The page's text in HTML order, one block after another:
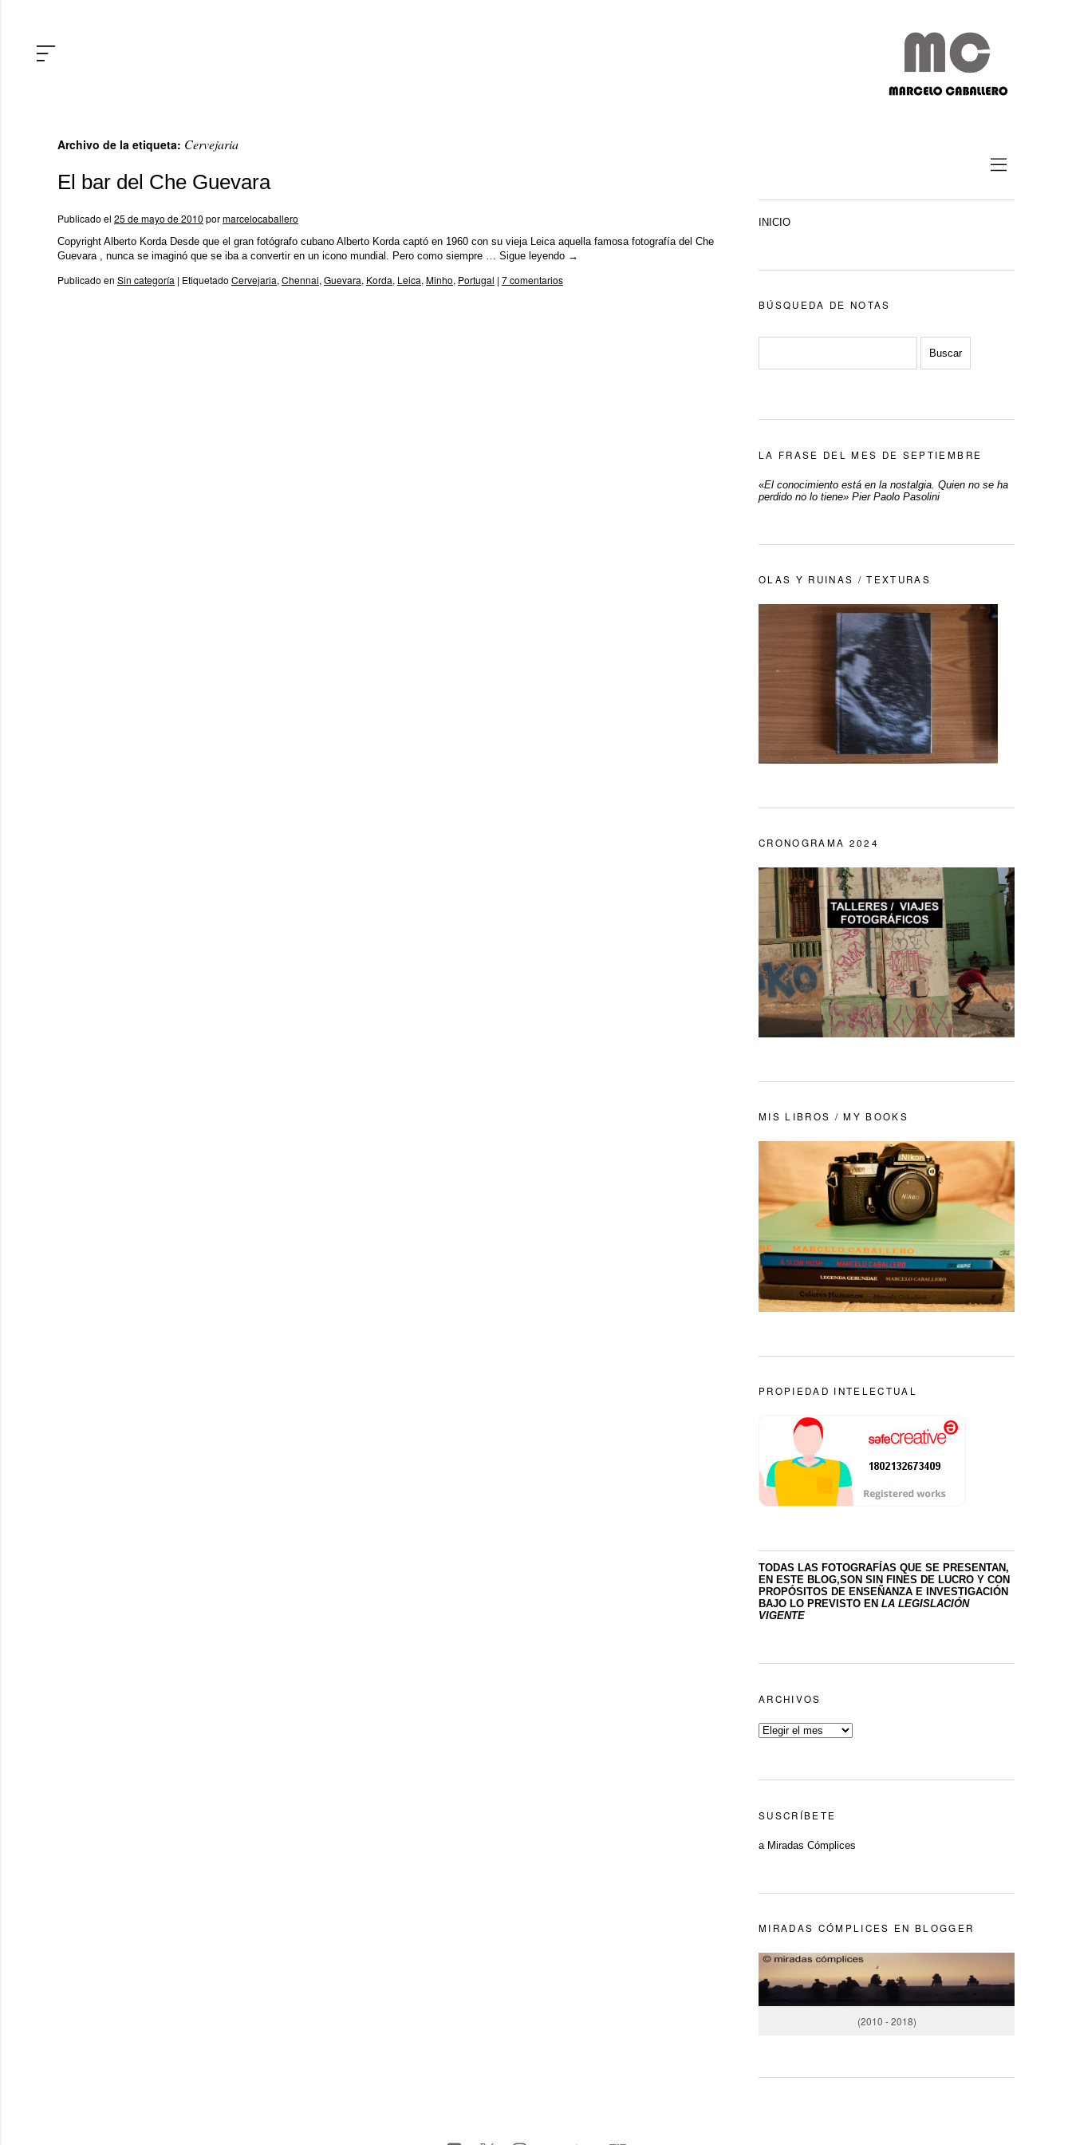
Archivo de la etiqueta: Cervejaria
El bar del Che Guevara
Publicado el 25 de mayo de 2010 pormarcelocaballero
Copyright Alberto Korda Desde que el gran fotógrafo cubano Alberto Korda captó en 1960 con su vieja Leica aquella famosa fotografía del Che
Guevara , nunca se imaginó que se iba a convertir en un icono mundial. Pero como siempre … Sigue leyendo →
Publicado en Sin categoría | Etiquetado Cervejaria, Chennai, Guevara, Korda, Leica, Minho, Portugal | 7 comentarios
INICIO
BÚSQUEDA DE NOTAS
LA FRASE DEL MES DE SEPTIEMBRE
«El conocimiento está en la nostalgia. Quien no se ha
perdido no lo tiene» Pier Paolo Pasolini
OLAS Y RUINAS / TEXTURAS
CRONOGRAMA 2024
MIS LIBROS / MY BOOKS
PROPIEDAD INTELECTUAL
TODAS LAS FOTOGRAFÍAS QUE SE PRESENTAN,
EN ESTE BLOG,SON SIN FINES DE LUCRO Y CON
PROPÓSITOS DE ENSEÑANZA E INVESTIGACIÓN
BAJO LO PREVISTO EN LA LEGISLACIÓN
VIGENTE
ARCHIVOS
SUSCRÍBETE
a Miradas Cómplices
MIRADAS CÓMPLICES EN BLOGGER
(2010 - 2018)